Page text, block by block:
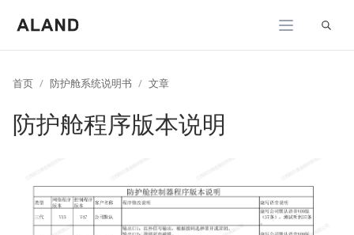
展开
首页 防护舱系统说明书 文章
防护舱程序版本说明